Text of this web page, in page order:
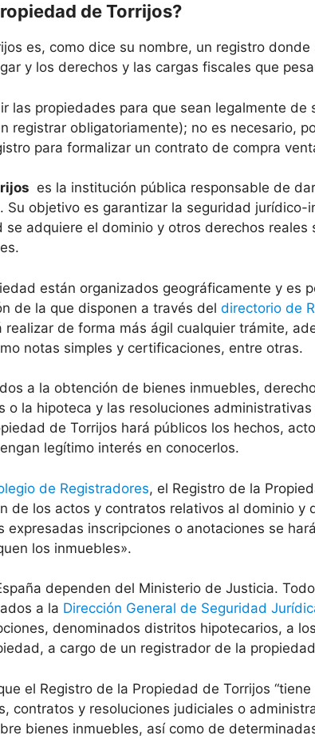
de Torrijos?
es, como dice su nombre, un registro
y los derechos y las cargas fiscales que
las propiedades para que sean legalmente de
registrar obligatoriamente); no es necesario,
para formalizar un contrato de compra
es la institución pública responsable de
objetivo es garantizar la seguridad jurídico-
adquiere el dominio y otros derechos reales
están organizados geográficamente y es
de la que disponen a través del directorio de
realizar de forma más ágil cualquier trámite,
notas simples y certificaciones, entre otras.
a la obtención de bienes inmuebles,
o la hipoteca y las resoluciones
de Torrijos hará públicos los hechos,
legítimo interés en conocerlos.
de Registradores, el Registro de la
de los actos y contratos relativos al dominio y
inscripciones o anotaciones se
los inmuebles».
dependen del Ministerio de Justicia.
a la Dirección General de Seguridad
denominados distritos hipotecarios, a
a cargo de un registrador de la
el Registro de la Propiedad de Torrijos
contratos y resoluciones judiciales o
bienes inmuebles, así como de